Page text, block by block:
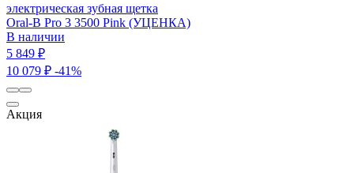
электрическая зубная щетка
Oral-B Pro 3 3500 Pink (УЦЕНКА)
В наличии
5 849 ₽
10 079 ₽ -41%
Акция